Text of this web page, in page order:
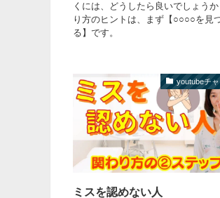
くには、どうしたら良いでしょう
り方のヒントは、まず【○○○○を見
る】です。
youtubeチ
ミスを認めない人